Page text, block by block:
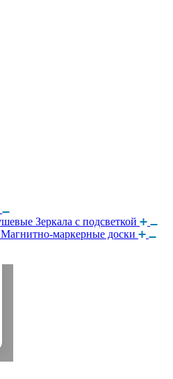
Зеркала с подсветкой
Магнитно-маркерные доски